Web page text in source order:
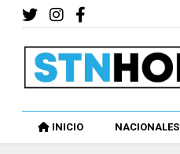
INICIO NACIONALES